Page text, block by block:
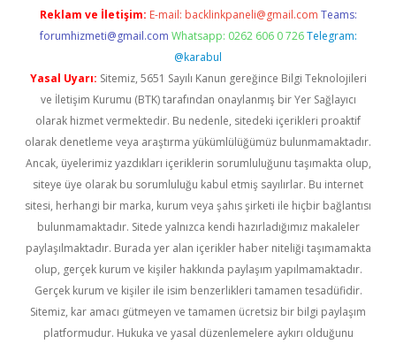
Reklam ve İletişim: E-mail: backlinkpaneli@gmail.com Teams:
forumhizmeti@gmail.com Whatsapp: 0262 606 0 726 Telegram:
@karabul
Yasal Uyarı: Sitemiz, 5651 Sayılı Kanun gereğince Bilgi Teknolojileri
ve İletişim Kurumu (BTK) tarafından onaylanmış bir Yer Sağlayıcı
olarak hizmet vermektedir. Bu nedenle, sitedeki içerikleri proaktif
olarak denetleme veya araştırma yükümlülüğümüz bulunmamaktadır.
Ancak, üyelerimiz yazdıkları içeriklerin sorumluluğunu taşımakta olup,
siteye üye olarak bu sorumluluğu kabul etmiş sayılırlar. Bu internet
sitesi, herhangi bir marka, kurum veya şahıs şirketi ile hiçbir bağlantısı
bulunmamaktadır. Sitede yalnızca kendi hazırladığımız makaleler
paylaşılmaktadır. Burada yer alan içerikler haber niteliği taşımamakta
olup, gerçek kurum ve kişiler hakkında paylaşım yapılmamaktadır.
Gerçek kurum ve kişiler ile isim benzerlikleri tamamen tesadüfidir.
Sitemiz, kar amacı gütmeyen ve tamamen ücretsiz bir bilgi paylaşım
platformudur. Hukuka ve yasal düzenlemelere aykırı olduğunu